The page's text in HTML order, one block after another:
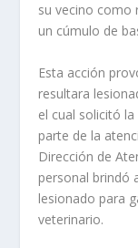
su vecino como
un cúmulo de
Esta acción
resultara
el cual solicitó
parte de la
Dirección de
personal brindó
lesionado para
veterinario.